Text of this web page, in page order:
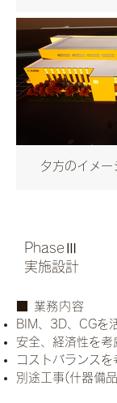
夕方のイメー
PhaseⅢ
実施設計
​■ 業務内容
BIM、3D、CGを
安全、経済性を考
コストバランス
別途工事(什器備